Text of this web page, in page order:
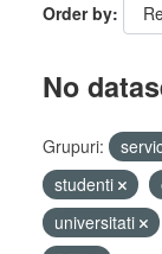
Order by
No
Grupuri:
studenti
universitati